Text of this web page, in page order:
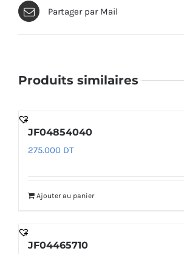
Partager par Mail
Produits similaires
JF04854040
275.000 DT
Ajouter au panier
JF04465710